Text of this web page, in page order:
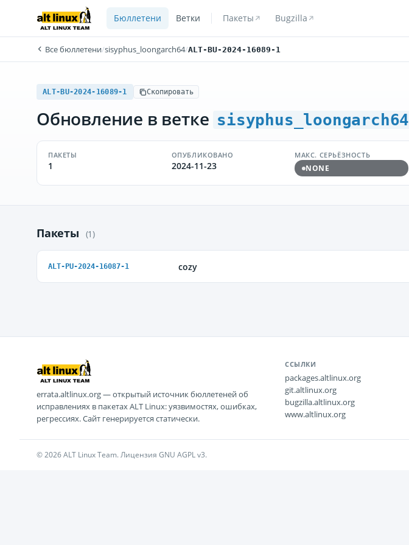
Бюллетени Ветки Пакеты Bugzilla
Все бюллетени/sisyphus_loongarch64/ALT-BU-2024-16089-1
ALT-BU-2024-16089-1 Скопировать
Обновление в ветке sisyphus_loongarch64
ПАКЕТЫ
1
ОПУБЛИКОВАНО
2024-11-23
МАКС. СЕРЬЁЗНОСТЬ
NONE
Пакеты (1)
ALT-PU-2024-16087-1 cozy
errata.altlinux.org — открытый источник бюллетеней об
исправлениях в пакетах ALT Linux: уязвимостях, ошибках,
регрессиях. Сайт генерируется статически.
ССЫЛКИ
packages.altlinux.org
git.altlinux.org
bugzilla.altlinux.org
www.altlinux.org
© 2026 ALT Linux Team. Лицензия GNU AGPL v3.